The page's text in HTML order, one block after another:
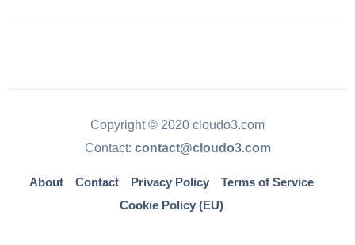
Copyright © 2020 cloudo3.com
Contact: contact@cloudo3.com
About Contact Privacy Policy
Terms of Service
Cookie Policy (EU)